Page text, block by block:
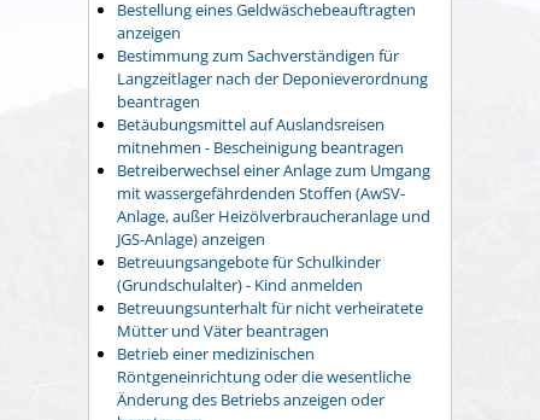
Bestellung eines Geldwäschebeauftragten
anzeigen
Bestimmung zum Sachverständigen für
Langzeitlager nach der Deponieverordnung
beantragen
Betäubungsmittel auf Auslandsreisen
mitnehmen - Bescheinigung beantragen
Betreiberwechsel einer Anlage zum Umgang
mit wassergefährdenden Stoffen (AwSV-
Anlage, außer Heizölverbraucheranlage und
JGS-Anlage) anzeigen
Betreuungsangebote für Schulkinder
(Grundschulalter) - Kind anmelden
Betreuungsunterhalt für nicht verheiratete
Mütter und Väter beantragen
Betrieb einer medizinischen
Röntgeneinrichtung oder die wesentliche
Änderung des Betriebs anzeigen oder